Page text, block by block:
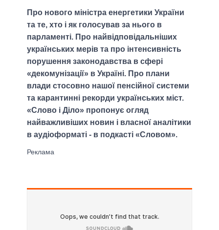
Про нового міністра енергетики України
та те, хто і як голосував за нього в
парламенті. Про найвідповідальніших
українських мерів та про інтенсивність
порушення законодавства в сфері
«декомунізації» в Україні. Про плани
влади стосовно нашої пенсійної системи
та карантинні рекорди українських міст.
«Слово і Діло» пропонує огляд
найважливіших новин і власної аналітики
в аудіоформаті - в подкасті «Словом».